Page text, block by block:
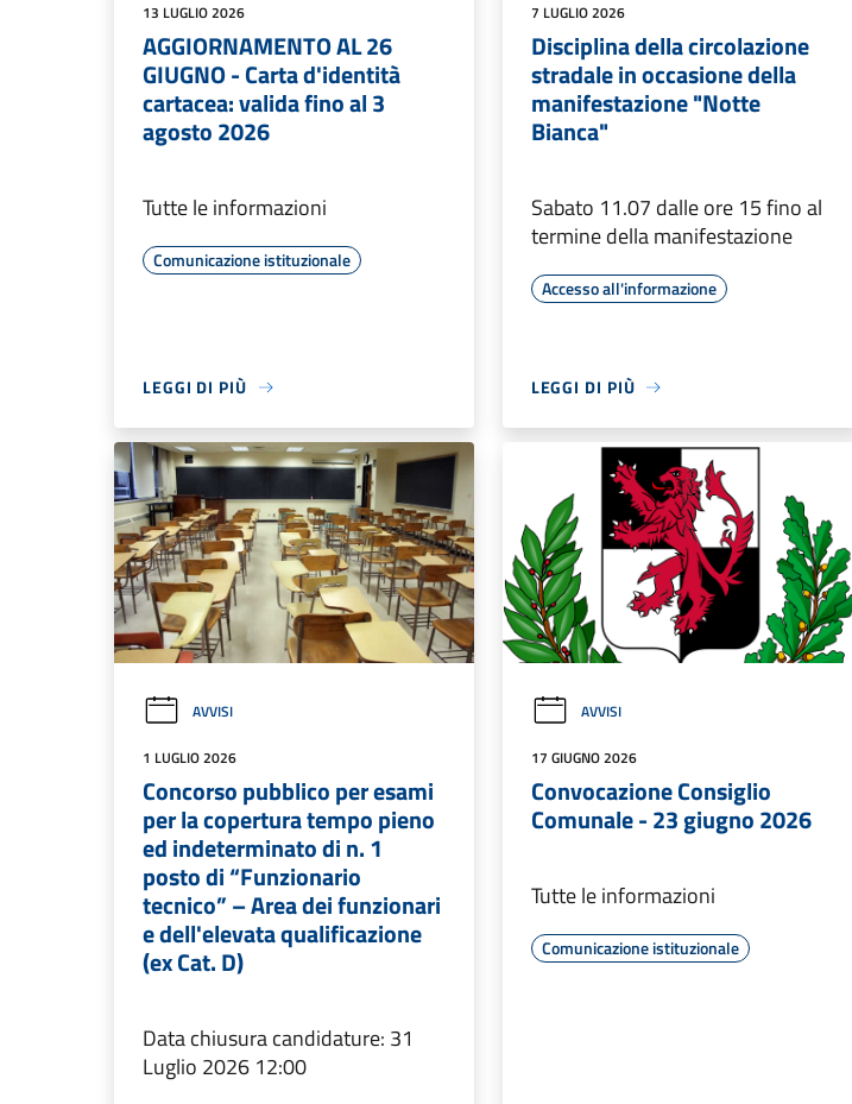
13 LUGLIO 2026
AGGIORNAMENTO AL 26
GIUGNO - Carta d'identità
cartacea: valida fino al 3
agosto 2026
Tutte le informazioni
Comunicazione istituzionale
LEGGI DI PIÙ
7 LUGLIO 2026
Disciplina della circolazione
stradale in occasione della
manifestazione "Notte
Bianca"
Sabato 11.07 dalle ore 15 fino al
termine della manifestazione
Accesso all'informazione
LEGGI DI PIÙ
AVVISI
1 LUGLIO 2026
Concorso pubblico per esami
per la copertura tempo pieno
ed indeterminato di n. 1
posto di “Funzionario
tecnico” – Area dei funzionari
e dell'elevata qualificazione
(ex Cat. D)
Data chiusura candidature: 31
Luglio 2026 12:00
AVVISI
17 GIUGNO 2026
Convocazione Consiglio
Comunale - 23 giugno 2026
Tutte le informazioni
Comunicazione istituzionale